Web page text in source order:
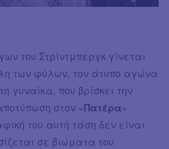
του Στρίντμπεργκ γίνεται
των φύλων, τον άτυπο αγώνα
γυναίκα, που βρίσκει την
στον «Πατέρα»
του αυτή τάση δεν είναι
σε βιώματα του